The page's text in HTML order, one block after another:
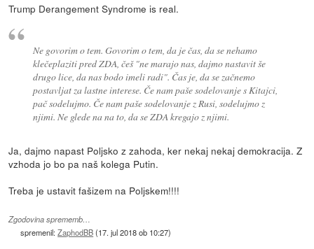
Trump Derangement Syndrome is real.
Ne govorim o tem. Govorim o tem, da je čas, da se nehamo
klečeplaziti pred ZDA, češ "ne marajo nas, dajmo nastavit še
drugo lice, da nas bodo imeli radi". Čas je, da se začnemo
postavljat za lastne interese. Če nam paše sodelovanje s Kitajci,
pač sodelujmo. Če nam paše sodelovanje z Rusi, sodelujmo z
njimi. Ne glede na na to, da se ZDA kregajo z njimi.
Ja, dajmo napast Poljsko z zahoda, ker nekaj nekaj demokracija. Z
vzhoda jo bo pa naš kolega Putin.
Treba je ustavit fašizem na Poljskem!!!!
Zgodovina sprememb…
spremenil:ZaphodBB(17. jul 2018 ob 10:27)